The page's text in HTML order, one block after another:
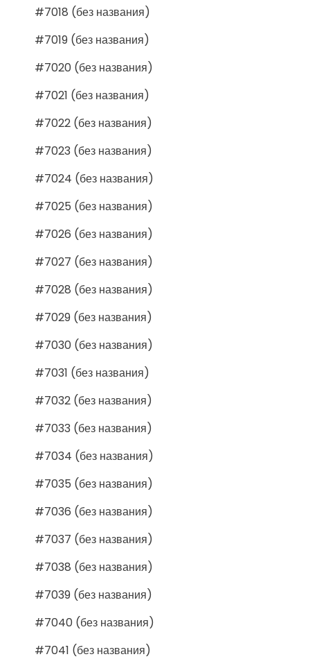
#7018 (без названия)
#7019 (без названия)
#7020 (без названия)
#7021 (без названия)
#7022 (без названия)
#7023 (без названия)
#7024 (без названия)
#7025 (без названия)
#7026 (без названия)
#7027 (без названия)
#7028 (без названия)
#7029 (без названия)
#7030 (без названия)
#7031 (без названия)
#7032 (без названия)
#7033 (без названия)
#7034 (без названия)
#7035 (без названия)
#7036 (без названия)
#7037 (без названия)
#7038 (без названия)
#7039 (без названия)
#7040 (без названия)
#7041 (без названия)